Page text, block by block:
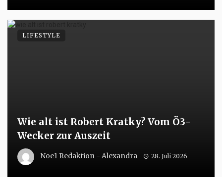
Wie alt ist Robert Kratky? Vom Ö3-
Wecker zur Auszeit
Noe1 Redaktion - Alexandra 28. Juli 2026
LIFESTYLE